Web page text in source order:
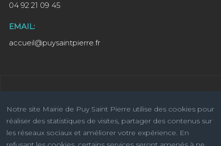
04 92 21 09 45
EMAIL:
accueil@puysaintpierre.fr
Notre site Mairie de Puy Saint Pierre utilise des cookies pour
réaliser des statistiques de visites, partager des contenus sur
les réseaux sociaux et améliorer votre expérience. En